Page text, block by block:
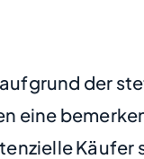
der
eine
Käufer